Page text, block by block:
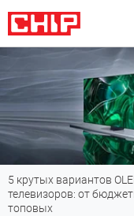
5 крутых вариантов
телевизоров: от
топовых